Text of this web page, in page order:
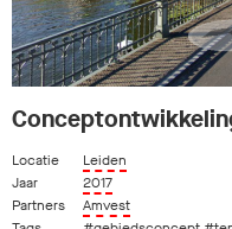
Locatie
Leiden
Jaar
2017
Partners
Amvest